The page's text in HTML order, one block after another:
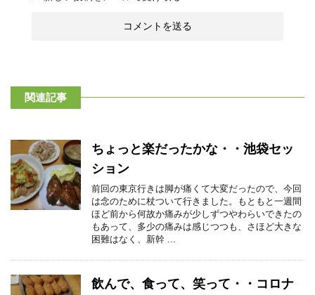
関連記事
ちょっと楽だったかな・・池袋セッ
ション
前回の東京行きは脚が痛くて大変だったので、今回
は念のために杖ついて行きました。もともと一週間
ほど前から何故か痛みが少しずつやわらいできたの
もあって、多少の痛みは感じつつも、さほど大きな
困難はなく、新幹 ...
飲んで、食って、笑って・・コロナ